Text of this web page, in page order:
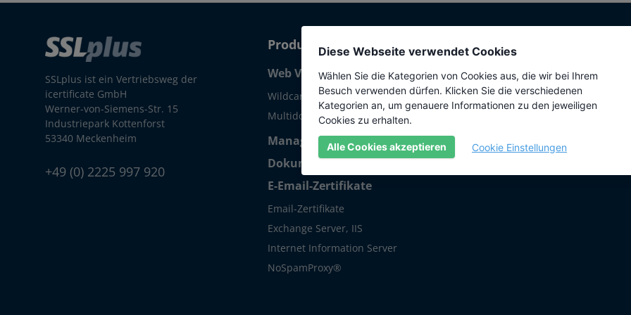
SSLplus ist ein Vertriebsweg der
icertificate GmbH
Werner-von-Siemens-Str. 15
Industriepark Kottenforst
53340 Meckenheim
+49 (0) 2225 997 920
Produkte
Web Verschlüsselung
Wildcard SSL
Multidomain (SAN)
Managed PKI
Dokumente & Software
E-Email-Zertifikate
Email-Zertifikate
Exchange Server, IIS
Internet Information Server
NoSpamProxy®
Über uns
10 gute Gründe für
SSLplus
Programmierschnittstelle (API)
Unsere Zertifizierungen
Wiki
Diese Webseite verwendet Cookies
Wählen Sie die Kategorien von Cookies aus, die wir bei Ihrem
Besuch verwenden dürfen. Klicken Sie die verschiedenen
Kategorien an, um genauere Informationen zu den jeweiligen
Cookies zu erhalten.
Alle Cookies akzeptieren Cookie Einstellungen